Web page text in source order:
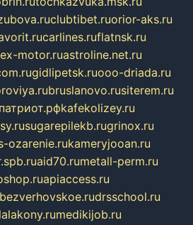
clubtibet.ruorior-aks.ru
carlines.ruflatnsk.ru
motor.ruastroline.net.ru
gidlipetsk.ruooo-driada.ru
bruslanovo.rusiterem.ru
kafekolizey.ru
sugarepilekb.rugrinox.ru
ozarenie.rukameryjooan.ru
aid70.rumetall-perm.ru
apiaccess.ru
bezverhovskoe.rudrsschool.ru
medikijob.ru